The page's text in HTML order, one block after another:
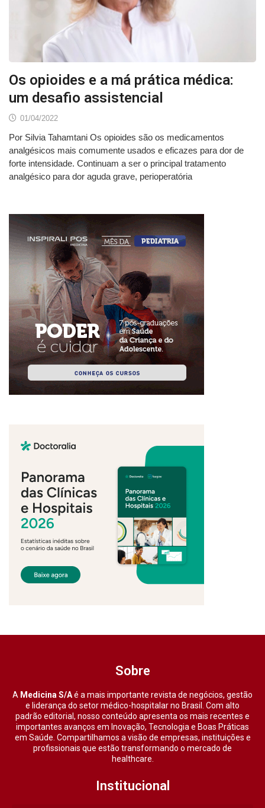
Os opioides e a má prática médica:
um desafio assistencial
01/04/2022
Por Silvia Tahamtani Os opioides são os medicamentos
analgésicos mais comumente usados e eficazes para dor de
forte intensidade. Continuam a ser o principal tratamento
analgésico para dor aguda grave, perioperatória
Sobre
A Medicina S/Aé a mais importante revista de negócios, gestão
e liderança do setor médico-hospitalar no Brasil. Com alto
padrão editorial, nosso conteúdo apresenta os mais recentes e
importantes avanços em Inovação, Tecnologia e Boas Práticas
em Saúde. Compartilhamos a visão de empresas, instituições e
profissionais que estão transformando o mercado de
healthcare.
Institucional